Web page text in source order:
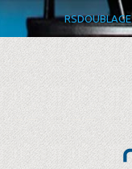
RSDOUBLAGE